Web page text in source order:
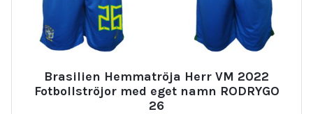
Brasilien Hemmatröja Herr VM 2022
Fotbollströjor med eget namn RODRYGO
26